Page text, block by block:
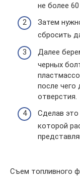
не более 60
Затем
сбросить
Далее
черных
после
отверстия.
Сделав
которой
Съем топливного